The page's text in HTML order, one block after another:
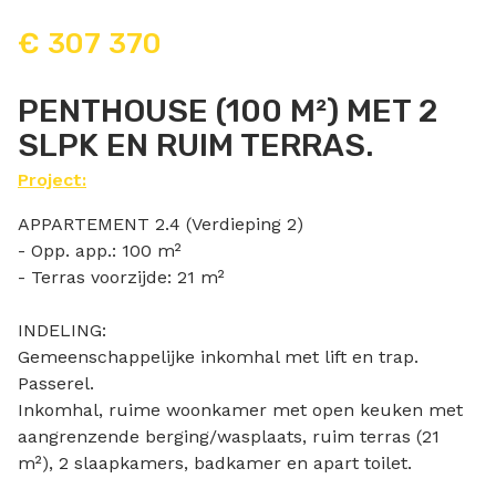
PENTHOUSE (100 M²) MET 2
SLPK EN RUIM TERRAS.
Project:
€ 307 370
APPARTEMENT 2.4 (Verdieping 2)
- Opp. app.: 100 m²
- Terras voorzijde: 21 m²
INDELING:
Gemeenschappelijke inkomhal met lift en trap.
Passerel.
Inkomhal, ruime woonkamer met open keuken met
aangrenzende berging/wasplaats, ruim terras (21
m²), 2 slaapkamers, badkamer en apart toilet.